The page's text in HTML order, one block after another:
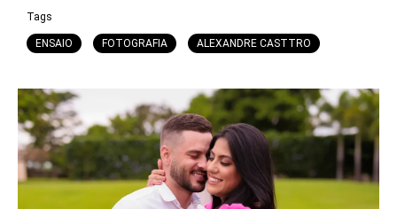
Tags
ENSAIO FOTOGRAFIA ALEXANDRE CASTTRO